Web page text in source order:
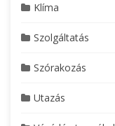
Klíma
Szolgáltatás
Szórakozás
Utazás